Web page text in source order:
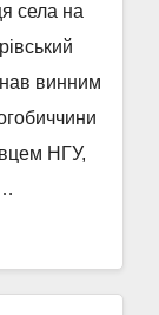
села на
винним
НГУ,